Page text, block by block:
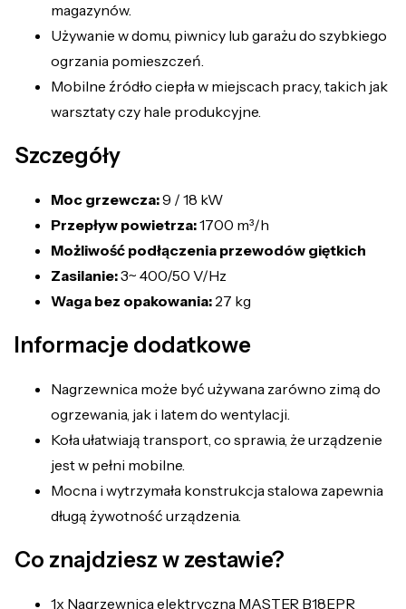
magazynów.
Używanie w domu, piwnicy lub garażu do szybkiego
ogrzania pomieszczeń.
Mobilne źródło ciepła w miejscach pracy, takich jak
warsztaty czy hale produkcyjne.
Szczegóły
Moc grzewcza:9 / 18 kW
Przepływ powietrza:1700 m³/h
Możliwość podłączenia przewodów giętkich
Zasilanie:3~ 400/50 V/Hz
Waga bez opakowania: 27 kg
Informacje dodatkowe
Nagrzewnica może być używana zarówno zimą do
ogrzewania, jak i latem do wentylacji.
Koła ułatwiają transport, co sprawia, że urządzenie
jest w pełni mobilne.
Mocna i wytrzymała konstrukcja stalowa zapewnia
długą żywotność urządzenia.
Co znajdziesz w zestawie?
1x Nagrzewnica elektryczna MASTER B18EPR